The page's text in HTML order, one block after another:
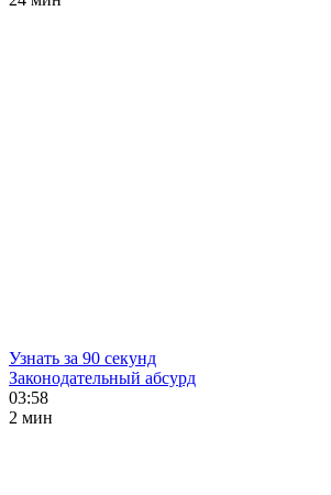
Узнать за 90 секунд
Законодательный абсурд
03:58
2 мин